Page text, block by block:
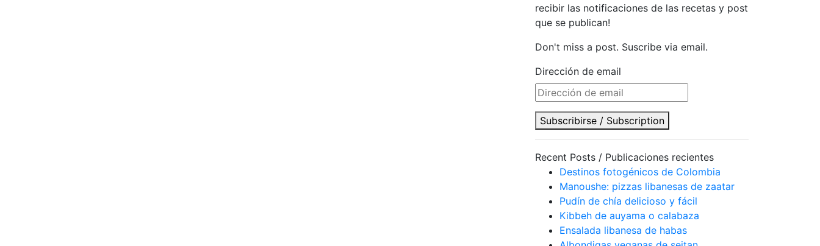
recibir las notificaciones de las recetas y post
que se publican!
Don't miss a post. Suscribe via email.
Dirección de email
Subscribirse / Subscription
Recent Posts / Publicaciones recientes
Destinos fotogénicos de Colombia
Manoushe: pizzas libanesas de zaatar
Pudín de chía delicioso y fácil
Kibbeh de auyama o calabaza
Ensalada libanesa de habas